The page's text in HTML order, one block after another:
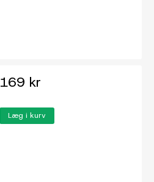
169 kr
Læg i kurv